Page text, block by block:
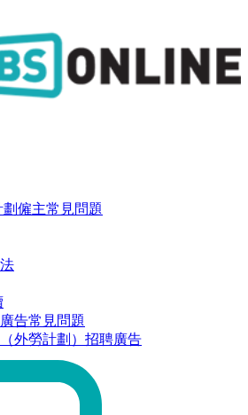
僱主常見問題
告常見問題
外勞計劃）招聘廣告